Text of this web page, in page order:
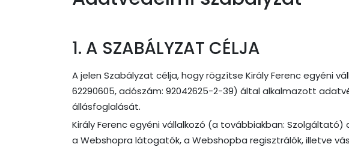
1. A SZABÁLYZAT CÉLJA
A jelen Szabályzat célja, hogy rögzítse Király Ferenc egyéni
62290605, adószám: 92042625-2-39) által alkalmazott
állásfoglalását.
Király Ferenc egyéni vállalkozó (a továbbiakban:
a Webshopra látogatók, a Webshopba regisztrálók, illetve